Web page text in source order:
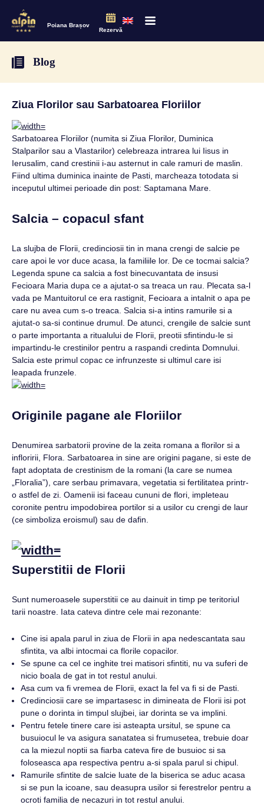
Poiana Brașov
Rezervă
Blog
Ziua Florilor sau Sarbatoarea Floriilor
Sarbatoarea Floriilor (numita si Ziua Florilor, Duminica
Stalparilor sau a Vlastarilor) celebreaza intrarea lui Iisus in
Ierusalim, cand crestinii i-au asternut in cale ramuri de maslin.
Fiind ultima duminica inainte de Pasti, marcheaza totodata si
inceputul ultimei perioade din post: Saptamana Mare.
Salcia – copacul sfant
La slujba de Florii, credinciosii tin in mana crengi de salcie pe
care apoi le vor duce acasa, la familiile lor. De ce tocmai salcia?
Legenda spune ca salcia a fost binecuvantata de insusi
Fecioara Maria dupa ce a ajutat-o sa treaca un rau. Plecata sa-l
vada pe Mantuitorul ce era rastignit, Fecioara a intalnit o apa pe
care nu avea cum s-o treaca. Salcia si-a intins ramurile si a
ajutat-o sa-si continue drumul. De atunci, crengile de salcie sunt
o parte importanta a ritualului de Florii, preotii sfintindu-le si
impartindu-le crestinilor pentru a raspandi credinta Domnului.
Salcia este primul copac ce infrunzeste si ultimul care isi
leapada frunzele.
Originile pagane ale Floriilor
Denumirea sarbatorii provine de la zeita romana a florilor si a
infloririi, Flora. Sarbatoarea in sine are origini pagane, si este de
fapt adoptata de crestinism de la romani (la care se numea
„Floralia”), care serbau primavara, vegetatia si fertilitatea printr-
o astfel de zi. Oamenii isi faceau cununi de flori, impleteau
coronite pentru impodobirea portilor si a usilor cu crengi de laur
(ce simboliza eroismul) sau de dafin.
Superstitii de Florii
Sunt numeroasele superstitii ce au dainuit in timp pe teritoriul
tarii noastre. Iata cateva dintre cele mai rezonante:
Cine isi apala parul in ziua de Florii in apa nedescantata sau
sfintita, va albi intocmai ca florile copacilor.
Se spune ca cel ce inghite trei matisori sfintiti, nu va suferi de
nicio boala de gat in tot restul anului.
Asa cum va fi vremea de Florii, exact la fel va fi si de Pasti.
Credinciosii care se impartasesc in dimineata de Florii isi pot
pune o dorinta in timpul slujbei, iar dorinta se va implini.
Pentru fetele tinere care isi asteapta ursitul, se spune ca
busuiocul le va asigura sanatatea si frumusetea, trebuie doar
ca la miezul noptii sa fiarba cateva fire de busuioc si sa
foloseasca apa respectiva pentru a-si spala parul si chipul.
Ramurile sfintite de salcie luate de la biserica se aduc acasa
si se pun la icoane, sau deasupra usilor si ferestrelor pentru a
ocroti familia de necazuri in tot restul anului.